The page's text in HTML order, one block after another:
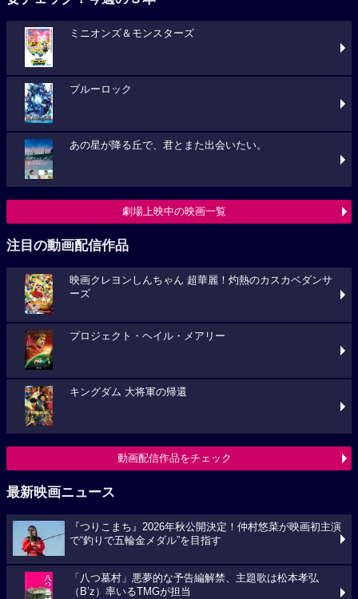
ミニオンズ＆モンスターズ
ブルーロック
あの星が降る丘で、君とまた出会いたい。
劇場上映中の映画一覧
注目の動画配信作品
映画クレヨンしんちゃん 超華麗！灼熱のカスカベダンサ
ーズ
プロジェクト・ヘイル・メアリー
キングダム 大将軍の帰還
動画配信作品をチェック
最新映画ニュース
『つりこまち』2026年秋公開決定！仲村悠菜が映画初主演
で“釣りで五輪金メダル”を目指す
「八つ墓村」悪夢的な予告編解禁、主題歌は松本孝弘
（B’z）率いるTMGが担当